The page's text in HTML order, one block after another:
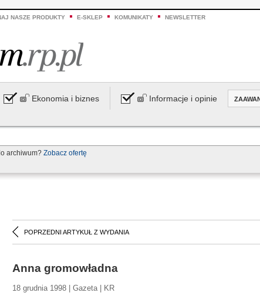
NASZE PRODUKTY E-SKLEP KOMUNIKATY NEWSLETTER
Ekonomia i biznes Informacje i opinie
archiwum? Zobacz ofertę
POPRZEDNI ARTYKUŁ Z WYDANIA
Anna gromowładna
18 grudnia 1998 | Gazeta | KR